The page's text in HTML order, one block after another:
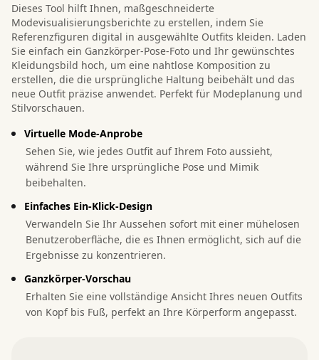
Dieses Tool hilft Ihnen, maßgeschneiderte
Modevisualisierungsberichte zu erstellen, indem Sie
Referenzfiguren digital in ausgewählte Outfits kleiden. Laden
Sie einfach ein Ganzkörper-Pose-Foto und Ihr gewünschtes
Kleidungsbild hoch, um eine nahtlose Komposition zu
erstellen, die die ursprüngliche Haltung beibehält und das
neue Outfit präzise anwendet. Perfekt für Modeplanung und
Stilvorschauen.
Virtuelle Mode-Anprobe
Sehen Sie, wie jedes Outfit auf Ihrem Foto aussieht,
während Sie Ihre ursprüngliche Pose und Mimik
beibehalten.
Einfaches Ein-Klick-Design
Verwandeln Sie Ihr Aussehen sofort mit einer mühelosen
Benutzeroberfläche, die es Ihnen ermöglicht, sich auf die
Ergebnisse zu konzentrieren.
Ganzkörper-Vorschau
Erhalten Sie eine vollständige Ansicht Ihres neuen Outfits
von Kopf bis Fuß, perfekt an Ihre Körperform angepasst.